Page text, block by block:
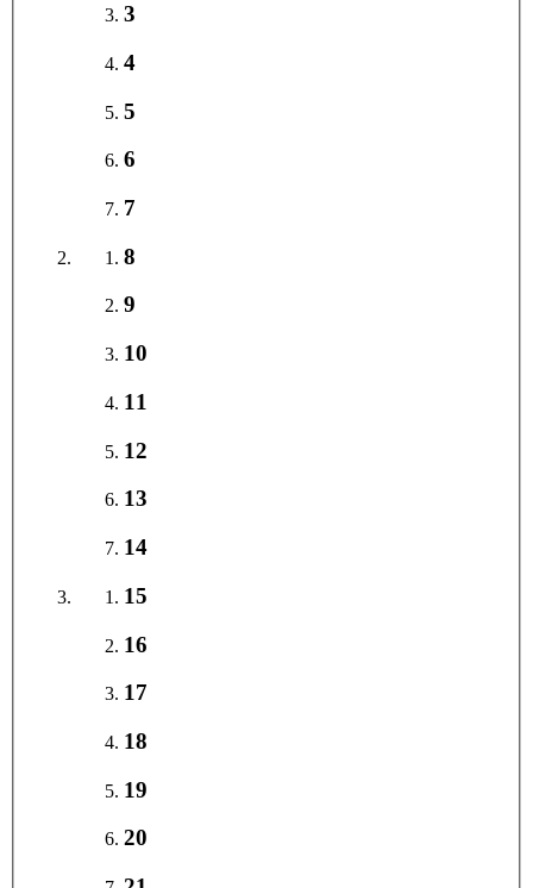
3
4
5
6
7
8
9
10
11
12
13
14
15
16
17
18
19
20